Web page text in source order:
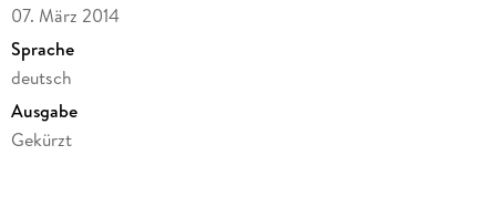
07. März 2014
Sprache
deutsch
Ausgabe
Gekürzt